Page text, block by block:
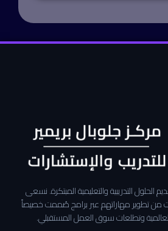
التدريبية والتعليمية المبتكرة. نسعى
من تطوير مهاراتهم عبر برامج صُممت خصيصاً
وتطلعات سوق العمل المستقبلي.